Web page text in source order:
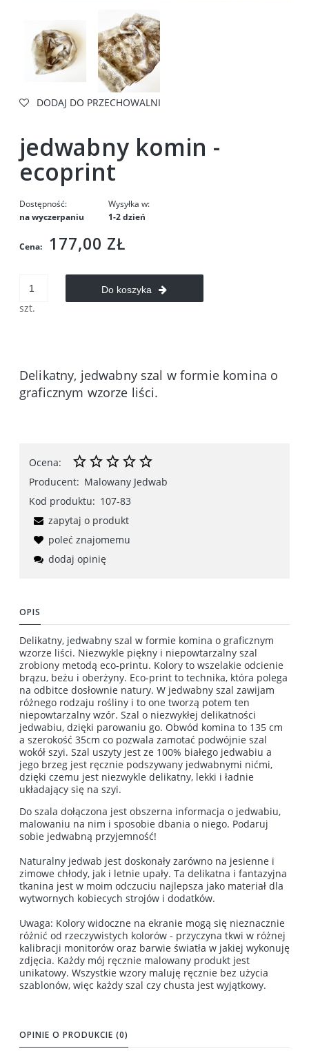
DODAJ DO PRZECHOWALNI
jedwabny komin -
ecoprint
Dostępność:
na wyczerpaniu
Wysyłka w:
1-2 dzień
Cena: 177,00 ZŁ
szt.
Do koszyka
Delikatny, jedwabny szal w formie komina o
graficznym wzorze liści.
Ocena:
Producent: Malowany Jedwab
Kod produktu: 107-83
zapytaj o produkt
poleć znajomemu
dodaj opinię
OPIS
Delikatny, jedwabny szal w formie komina o graficznym
wzorze liści. Niezwykle piękny i niepowtarzalny szal
zrobiony metodą eco-printu. Kolory to wszelakie odcienie
brązu, beżu i oberżyny. Eco-print to technika, która polega
na odbitce dosłownie natury. W jedwabny szal zawijam
różnego rodzaju rośliny i to one tworzą potem ten
niepowtarzalny wzór. Szal o niezwykłej delikatności
jedwabiu, dzięki parowaniu go. Obwód komina to 135 cm
a szerokość 35cm co pozwala zamotać podwójnie szal
wokół szyi. Szal uszyty jest ze 100% białego jedwabiu a
jego brzeg jest ręcznie podszywany jedwabnymi nićmi,
dzięki czemu jest niezwykle delikatny, lekki i ładnie
układający się na szyi.
Do szala dołączona jest obszerna informacja o jedwabiu,
malowaniu na nim i sposobie dbania o niego. Podaruj
sobie jedwabną przyjemność!
Naturalny jedwab jest doskonały zarówno na jesienne i
zimowe chłody, jak i letnie upały. Ta delikatna i fantazyjna
tkanina jest w moim odczuciu najlepsza jako materiał dla
wytwornych kobiecych strojów i dodatków.
Uwaga: Kolory widoczne na ekranie mogą się nieznacznie
różnić od rzeczywistych kolorów - przyczyna tkwi w różnej
kalibracji monitorów oraz barwie światła w jakiej wykonuję
zdjęcia. Każdy mój ręcznie malowany produkt jest
unikatowy. Wszystkie wzory maluję ręcznie bez użycia
szablonów, więc każdy szal czy chusta jest wyjątkowy.
OPINIE O PRODUKCIE (0)